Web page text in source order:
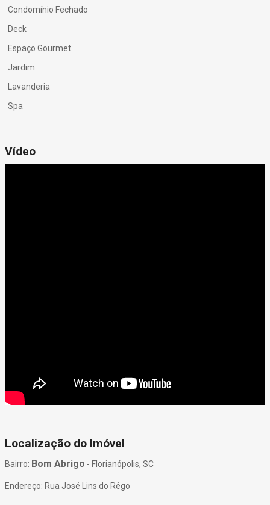
Condomínio Fechado
Deck
Espaço Gourmet
Jardim
Lavanderia
Spa
Vídeo
Localização do Imóvel
Bairro: Bom Abrigo - Florianópolis, SC
Endereço: Rua José Lins do Rêgo